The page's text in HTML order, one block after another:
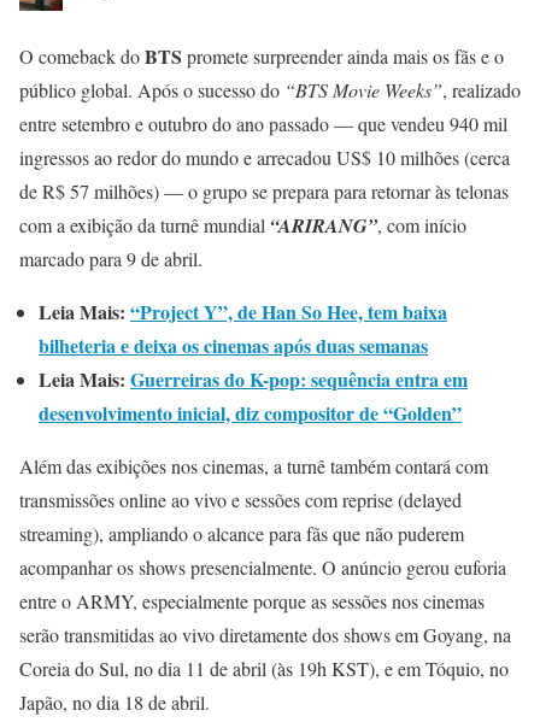
O comeback doBTS promete surpreender ainda mais os fãs e o
público global. Após o sucesso do “BTS Movie Weeks”, realizado
entre setembro e outubro do ano passado — que vendeu 940 mil
ingressos ao redor do mundo e arrecadou US$ 10 milhões (cerca
de R$ 57 milhões) — o grupo se prepara para retornar às telonas
com a exibição da turnê mundial “ARIRANG”, com início
marcado para 9 de abril.
Leia Mais: “Project Y”, de Han So Hee, tem baixa
bilheteria e deixa os cinemas após duas semanas
Leia Mais: Guerreiras do K-pop: sequência entra em
desenvolvimento inicial, diz compositor de “Golden”
Além das exibições nos cinemas, a turnê também contará com
transmissões online ao vivo e sessões com reprise (delayed
streaming), ampliando o alcance para fãs que não puderem
acompanhar os shows presencialmente. O anúncio gerou euforia
entre o ARMY, especialmente porque as sessões nos cinemas
serão transmitidas ao vivo diretamente dos shows em Goyang, na
Coreia do Sul, no dia 11 de abril (às 19h KST), e em Tóquio, no
Japão, no dia 18 de abril.